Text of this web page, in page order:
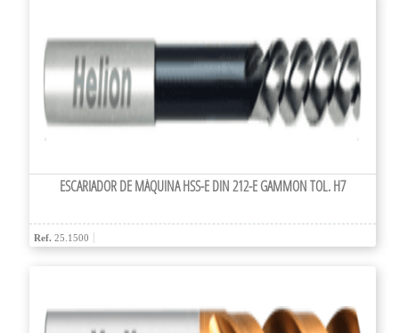
ESCARIADOR DE MÁQUINA HSS-E DIN 212-E GAMMON TOL. H7
Ref. 25.1500